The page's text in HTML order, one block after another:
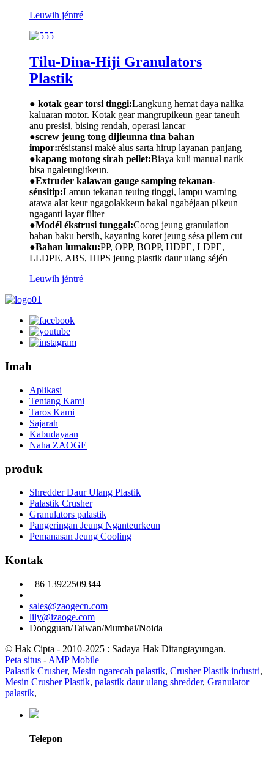
Leuwih jéntré
Tilu-Dina-Hiji Granulators
Plastik
● kotak gear torsi tinggi:Langkung hemat daya nalika
kaluaran motor. Kotak gear mangrupikeun gear taneuh
anu presisi, bising rendah, operasi lancar
●screw jeung tong dijieunna tina bahan
impor:résistansi maké alus sarta hirup layanan panjang
●kapang motong sirah pellet:Biaya kuli manual narik
bisa ngaleungitkeun.
●Extruder kalawan gauge samping tekanan-
sénsitip:Lamun tekanan teuing tinggi, lampu warning
atawa alat keur ngagolakkeun bakal ngabéjaan pikeun
ngaganti layar filter
●Modél ékstrusi tunggal:Cocog jeung granulation
bahan baku bersih, kayaning koret jeung sésa pilem cut
●Bahan lumaku:PP, OPP, BOPP, HDPE, LDPE,
LLDPE, ABS, HIPS jeung plastik daur ulang séjén
Leuwih jéntré
Imah
Aplikasi
Tentang Kami
Taros Kami
Sajarah
Kabudayaan
Naha ZAOGE
produk
Shredder Daur Ulang Plastik
Palastik Crusher
Granulators palastik
Pangeringan Jeung Nganteurkeun
Pemanasan Jeung Cooling
Kontak
+86 13922509344
sales@zaogecn.com
lily@izaoge.com
Dongguan/Taiwan/Mumbai/Noida
© Hak Cipta - 2010-2025 : Sadaya Hak Ditangtayungan.
Peta situs - AMP Mobile
Palastik Crusher, Mesin ngarecah palastik, Crusher Plastik industri,
Mesin Crusher Plastik, palastik daur ulang shredder, Granulator
palastik,
Telepon